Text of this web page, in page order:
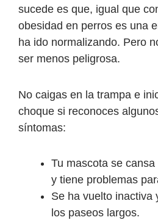
sucede es que, igual que
obesidad en perros es una
ha ido normalizando. Pero
ser menos peligrosa.
No caigas en la trampa e
choque si reconoces
síntomas:
Tu mascota se
y tiene problemas
Se ha vuelto inactiva
los paseos largos.